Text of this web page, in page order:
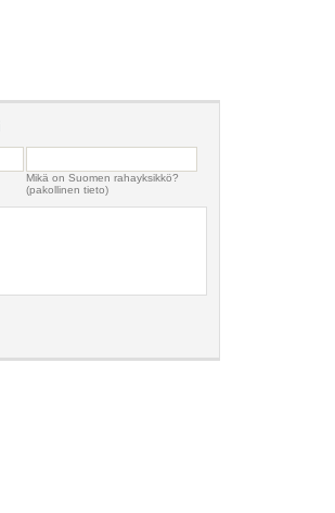
Mikä on Suomen rahayksikkö?
(pakollinen tieto)